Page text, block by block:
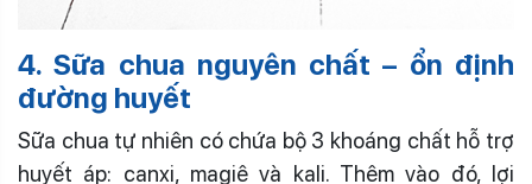
4. Sữa chua nguyên chất – ổn định
đường huyết
Sữa chua tự nhiên có chứa bộ 3 khoáng chất hỗ trợ
huyết áp: canxi, magiê và kali. Thêm vào đó, lợi